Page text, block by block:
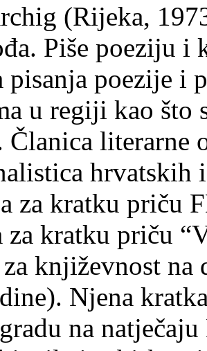
(Rijeka,
Piše poeziju i
pisanja poezije i
u regiji kao što
Članica literarne
hrvatskih
za kratku priču
za kratku priču
književnost na
Njena
na